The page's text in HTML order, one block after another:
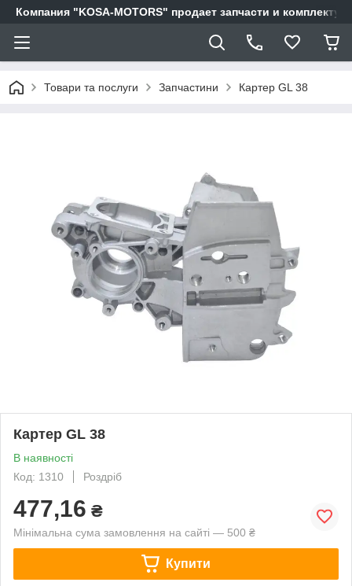
Компания "KOSA-MOTORS" продает запчасти и
Товари та послуги Запчастини Картер GL 38
Картер GL 38
В наявності
Код: 1310
Роздріб
477,16 ₴
Мінімальна сума замовлення на сайті — 500 ₴
Купити